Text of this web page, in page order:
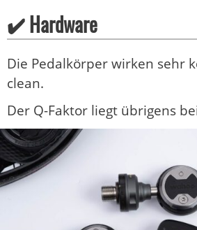
✔️ Hardware
Die Pedalkörper wirken sehr
clean.
Der Q-Faktor liegt übrigens